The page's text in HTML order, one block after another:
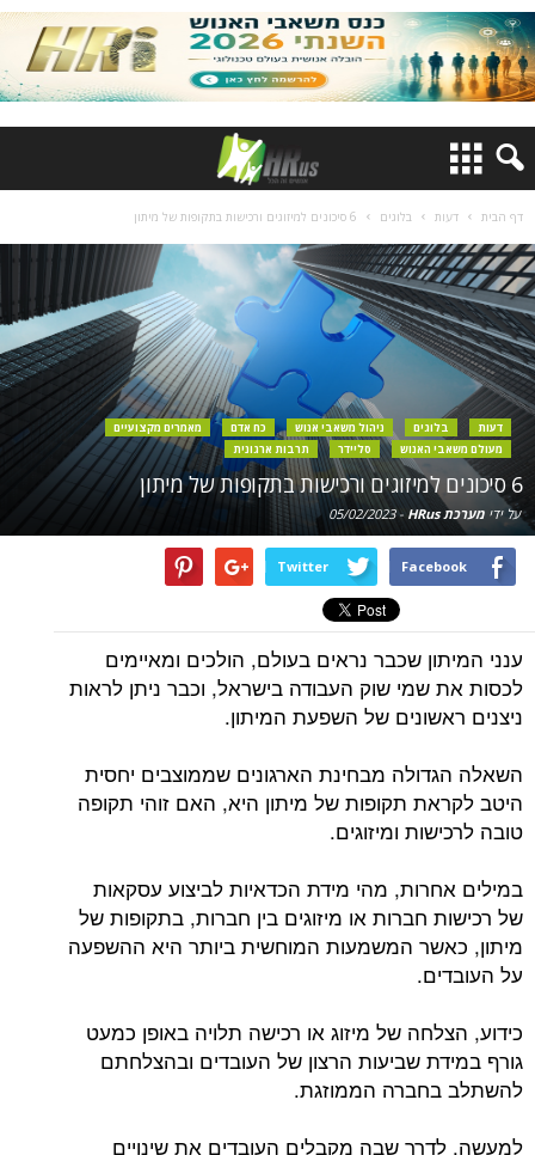
דף הבית דעות בלוגים 6 סיכונים למיזוגים ורכישות בתקופות של מיתון
דעות בלוגים ניהול משאבי אנוש כח אדם
מאמרים מקצועיים
מעולם משאבי האנוש
סליידר תרבות ארגונית
6 סיכונים למיזוגים ורכישות בתקופות של מיתון
על ידי מערכת HRus -
05/02/2023
Facebook
Twitter
ענני המיתון שכבר נראים בעולם, הולכים ומאיימים
לכסות את שמי שוק העבודה בישראל, וכבר ניתן לראות
ניצנים ראשונים של השפעת המיתון.
השאלה הגדולה מבחינת הארגונים שממוצבים יחסית
היטב לקראת תקופות של מיתון היא, האם זוהי תקופה
טובה לרכישות ומיזוגים.
במילים אחרות, מהי מידת הכדאיות לביצוע עסקאות
של רכישות חברות או מיזוגים בין חברות, בתקופות של
מיתון, כאשר המשמעות המוחשית ביותר היא ההשפעה
על העובדים.
כידוע, הצלחה של מיזוג או רכישה תלויה באופן כמעט
גורף במידת שביעות הרצון של העובדים ובהצלחתם
להשתלב בחברה הממוזגת.
למעשה, לדרך שבה מקבלים העובדים את שינויים